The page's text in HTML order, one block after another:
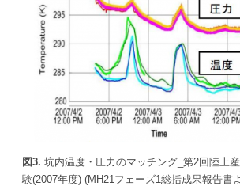
図3. 坑内温度・圧力のマッチング_第2回陸上
験(2007年度) (MH21フェーズ1総括成果報告書